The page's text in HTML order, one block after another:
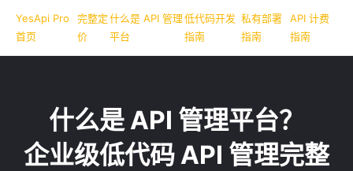
YesApi Pro
首页
完整定
价
什么是 API 管理
平台
低代码开发
指南
私有部署
指南
API 计费
指南
什么是 API 管理平台？
企业级低代码 API 管理完整